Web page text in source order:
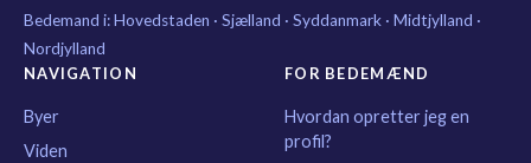
Bedemand i:Hovedstaden · Sjælland · Syddanmark · Midtjylland ·
Nordjylland
NAVIGATION
Byer
Viden
FOR BEDEMÆND
Hvordan opretter jeg en
profil?